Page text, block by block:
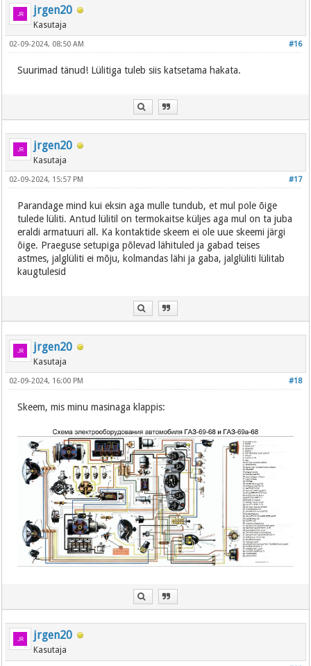
jrgen20
Kasutaja
#16
02-09-2024, 08:50 AM
Suurimad tänud! Lülitiga tuleb siis katsetama hakata.
jrgen20
Kasutaja
#17
02-09-2024, 15:57 PM
Parandage mind kui eksin aga mulle tundub, et mul pole õige
tulede lüliti. Antud lülitil on termokaitse küljes aga mul on ta juba
eraldi armatuuri all. Ka kontaktide skeem ei ole uue skeemi järgi
õige. Praeguse setupiga põlevad lähituled ja gabad teises
astmes, jalglüliti ei mõju, kolmandas lähi ja gaba, jalglüliti lülitab
kaugtulesid
jrgen20
Kasutaja
#18
02-09-2024, 16:00 PM
Skeem, mis minu masinaga klappis:
jrgen20
Kasutaja